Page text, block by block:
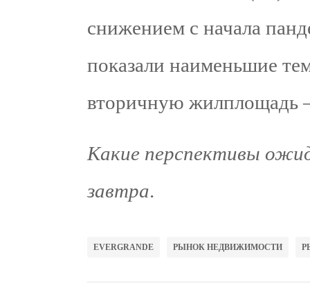
снижением с начала
показали наименьшие
вторичную жилплощадь
Какие перспективы
завтра.
EVERGRANDE РЫНОК НЕДВИЖИМОСТИ